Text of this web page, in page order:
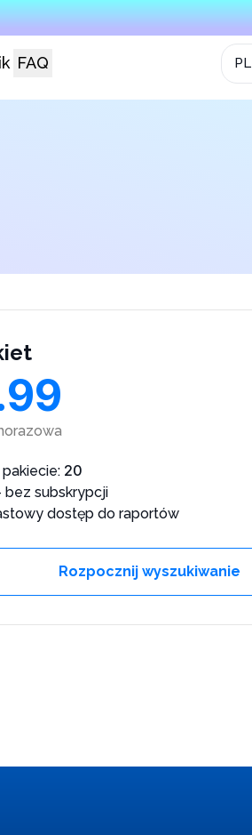
FAQ PL
20
bez subskrypcji
dostęp do raportów
Rozpocznij wyszukiwanie